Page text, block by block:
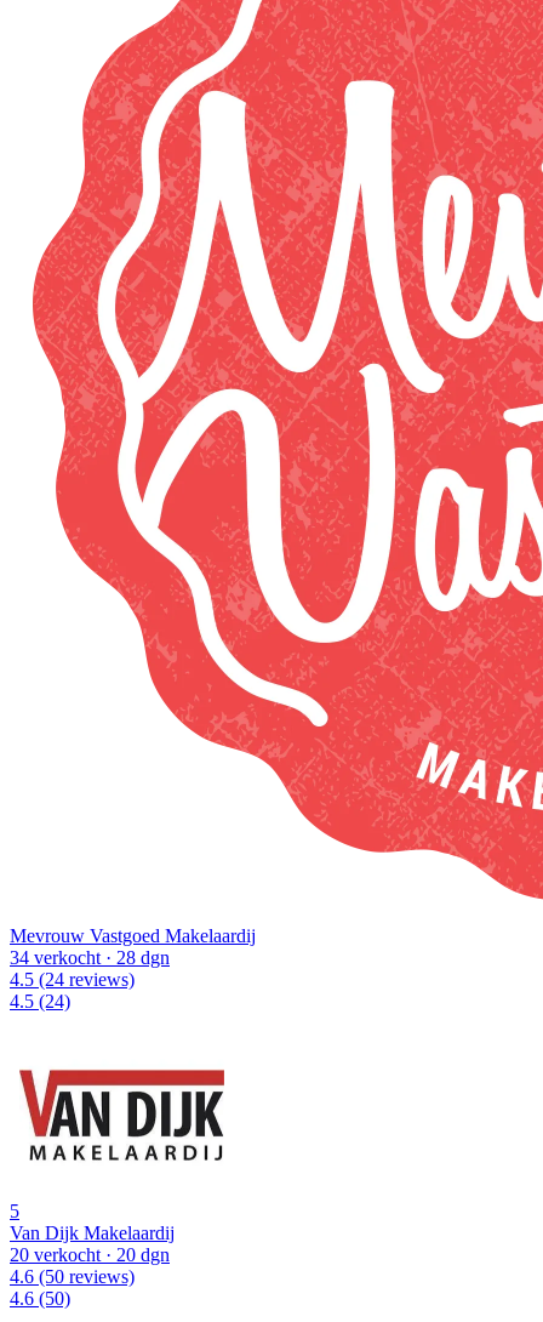
Mevrouw Vastgoed Makelaardij
34 verkocht· 28 dgn
4.5 (24 reviews)
4.5 (24)
5
Van Dijk Makelaardij
20 verkocht· 20 dgn
4.6 (50 reviews)
4.6 (50)